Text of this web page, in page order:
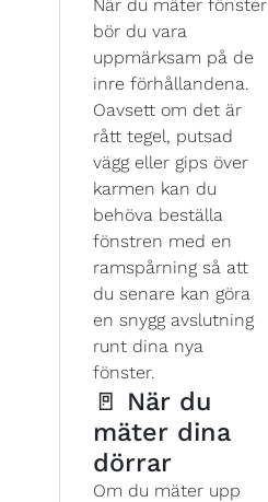
När du mäter fönster
bör du vara
uppmärksam på de
inre förhållandena.
Oavsett om det är
rått tegel, putsad
vägg eller gips över
karmen kan du
behöva beställa
fönstren med en
ramspårning så att
du senare kan göra
en snygg avslutning
runt dina nya
fönster.
🚪 När du
mäter dina
dörrar
Om du mäter upp